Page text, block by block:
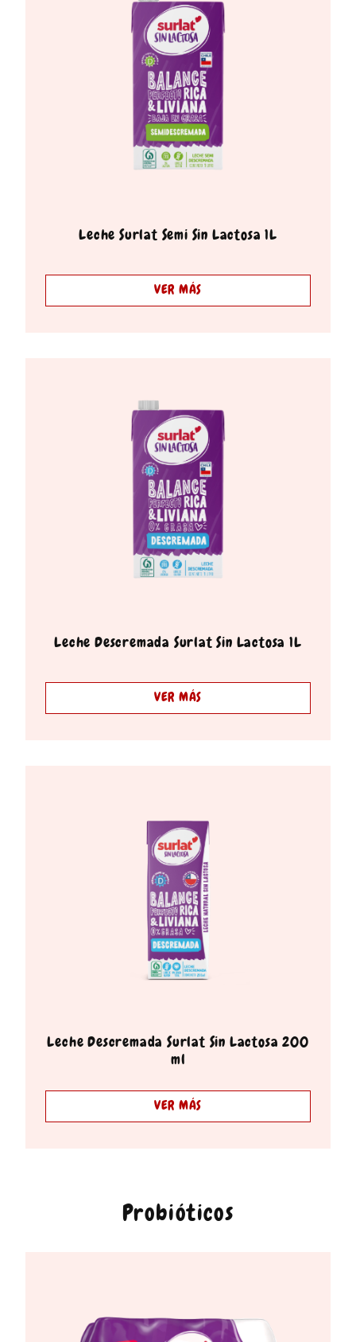
Leche Surlat Semi Sin Lactosa 1L
VER MÁS
Leche Descremada Surlat Sin Lactosa 1L
VER MÁS
Leche Descremada Surlat Sin Lactosa 200
ml
VER MÁS
Probióticos